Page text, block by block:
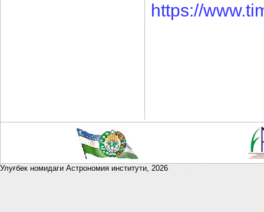
https://
Улуғбек номидаги Астрономия институти,2026